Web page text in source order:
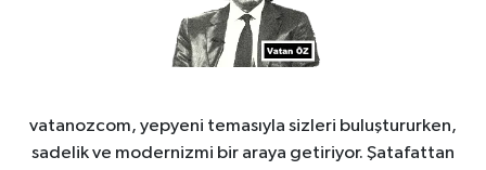
vatanozcom, yepyeni temasıyla sizleri buluştururken,
sadelik ve modernizmi bir araya getiriyor. Şatafattan